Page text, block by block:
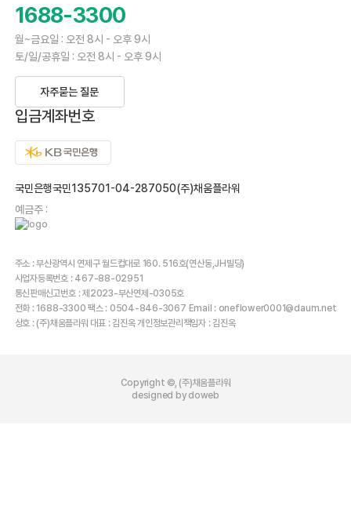
1688-3300
월~금요일 : 오전 8시 - 오후 9시
토/일/공휴일 : 오전 8시 - 오후 9시
자주묻는 질문
입금계좌번호
국민은행국민135701-04-287050(주)채움플라워
예금주 :
주소 : 부산광역시 연제구 월드컵대로 160. 516호(연산동,JH빌딩)
사업자등록번호 : 467-88-02951
통신판매신고번호 : 제2023-부산연제-0305호
전화 : 1688-3300 팩스 : 0504-846-3067 Email : oneflower0001@daum.net
상호 : (주)채움플라워 대표 : 김진옥 개인정보관리책임자 : 김진옥
Copyright ©, (주)채움플라워
designed by doweb